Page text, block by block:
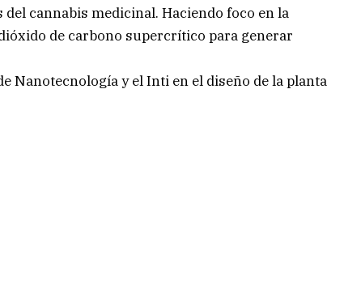
cannabis medicinal. Haciendo foco en la
de carbono supercrítico para generar
Nanotecnología y el Inti en el diseño de la planta